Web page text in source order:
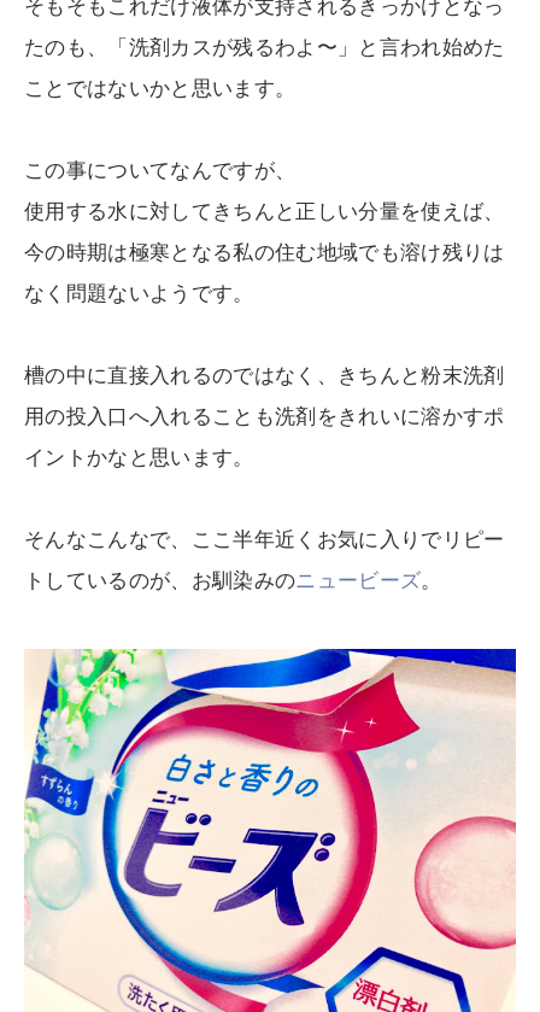
そもそもこれだけ液体が支持されるきっかけとなっ
たのも、「洗剤カスが残るわよ〜」と言われ始めた
ことではないかと思います。
この事についてなんですが、
使用する水に対してきちんと正しい分量を使えば、
今の時期は極寒となる私の住む地域でも溶け残りは
なく問題ないようです。
槽の中に直接入れるのではなく、きちんと粉末洗剤
用の投入口へ入れることも洗剤をきれいに溶かすポ
イントかなと思います。
そんなこんなで、ここ半年近くお気に入りでリピー
トしているのが、お馴染みのニュービーズ。